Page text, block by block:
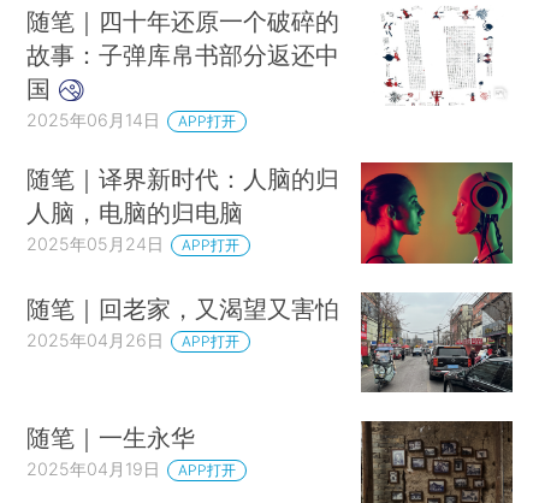
随笔｜四十年还原一个破碎的
故事：子弹库帛书部分返还中
国
2025年06月14日 APP打开
随笔｜译界新时代：人脑的归
人脑，电脑的归电脑
2025年05月24日 APP打开
随笔｜回老家，又渴望又害怕
2025年04月26日 APP打开
随笔｜一生永华
2025年04月19日 APP打开